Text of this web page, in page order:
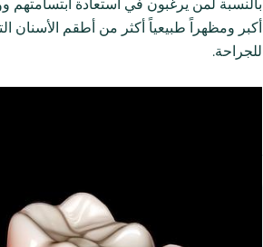
بالنسبة لمن يرغبون في استعادة ابتسامتهم
أكبر ومظهراً طبيعياً أكثر من أطقم الأسنان
للجراحة.